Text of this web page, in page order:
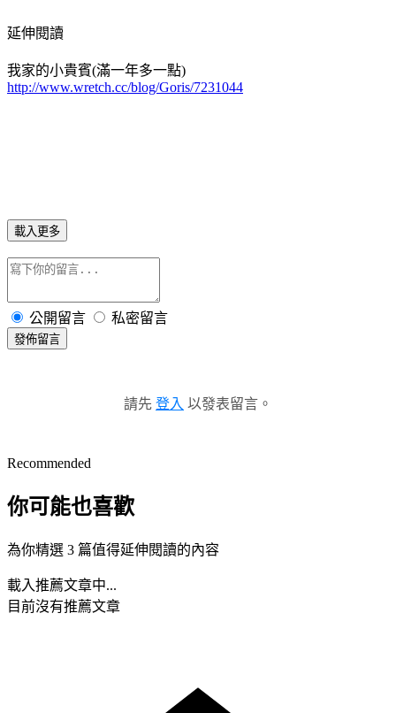
延伸閱讀
我家的小貴賓(滿一年多一點)
http://www.wretch.cc/blog/Goris/7231044
載入更多
公開留言 私密留言
發佈留言
請先 登入 以發表留言。
Recommended
你可能也喜歡
為你精選 3 篇值得延伸閱讀的內容
載入推薦文章中...
目前沒有推薦文章